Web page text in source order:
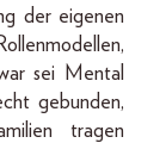
der eigenen
sei Mental
gebunden,
tragen